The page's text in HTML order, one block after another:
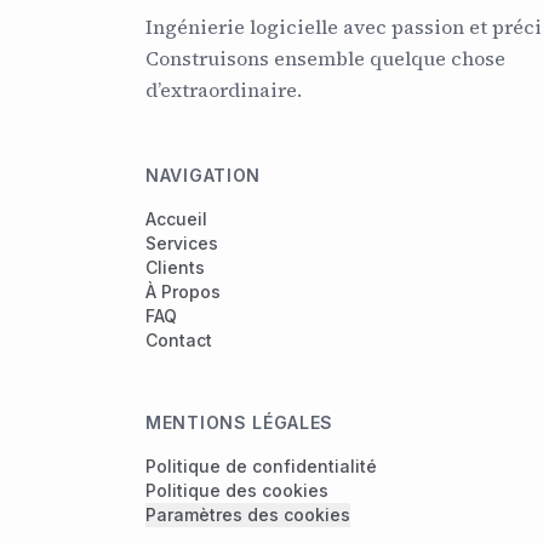
Ingénierie logicielle avec passion et
Construisons ensemble quelque chose
d’extraordinaire.
NAVIGATION
Accueil
Services
Clients
À Propos
FAQ
Contact
MENTIONS LÉGALES
Politique de confidentialité
Politique des cookies
Paramètres des cookies